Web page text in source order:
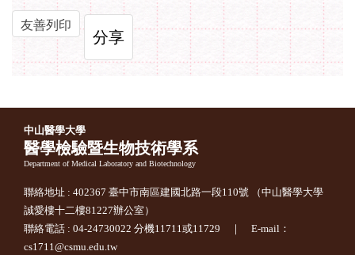
友善列印
分享
中山醫學大學
醫學檢驗暨生物技術學系
Department of Medical Laboratory and Biotechnology
聯絡地址 : 402367 臺中市南區建國北路一段110號 （中山醫學大學
誠愛樓十二樓81227辦公室）
聯絡電話 : 04-24730022 分機11711或11729 ｜ E-mail：
cs1711@csmu.edu.tw